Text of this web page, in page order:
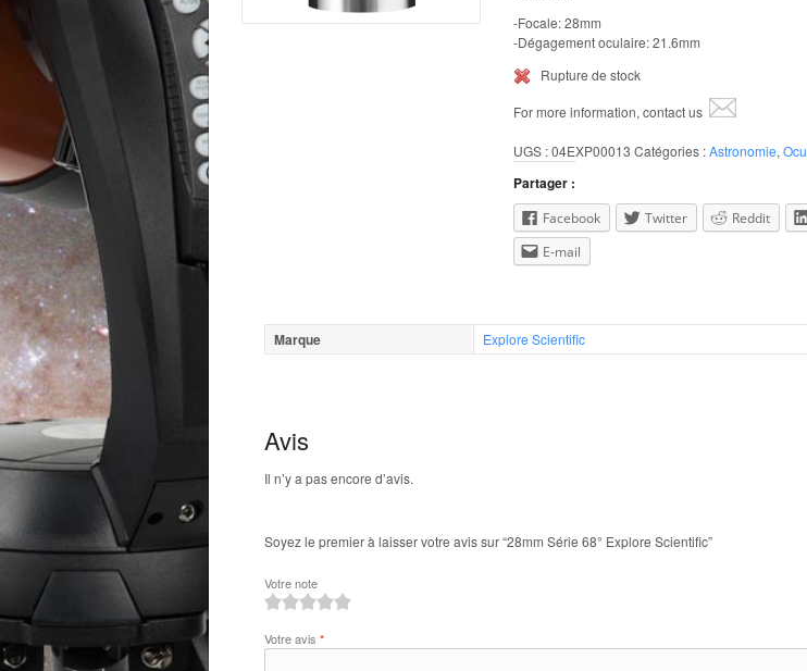
-Focale: 28mm
-Dégagement oculaire: 21.6mm
Rupture de stock
For more information, contact us
UGS :04EXP00013 Catégories :Astronomie,
Partager :
Facebook Twitter Reddit
E-mail
Marque Explore Scientific
Avis
Il n’y a pas encore d’avis.
Soyez le premier à laisser votre avis sur “28mm Série 68° Explore Scientific”
Votre note
Votre avis *